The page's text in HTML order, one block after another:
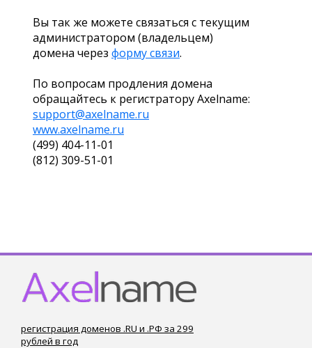
Вы так же можете связаться с текущим
администратором (владельцем)
домена через форму связи.
По вопросам продления домена
обращайтесь к регистратору Axelname:
support@axelname.ru
www.axelname.ru
(499) 404-11-01
(812) 309-51-01
регистрация доменов .RU и .РФ за 299
рублей в год